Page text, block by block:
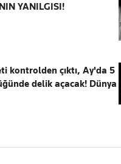
YANILGISI!
kontrolden çıktı, Ay'da 5
delik açacak! Dünya